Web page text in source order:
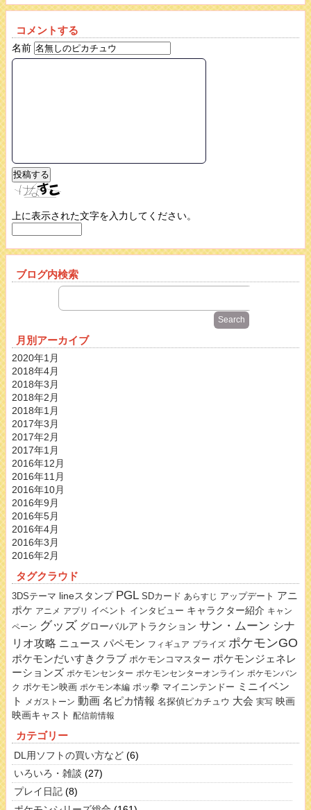
コメントする
名前
上に表示された文字を入力してください。
ブログ内検索
月別アーカイブ
2020年1月
2018年4月
2018年3月
2018年2月
2018年1月
2017年3月
2017年2月
2017年1月
2016年12月
2016年11月
2016年10月
2016年9月
2016年5月
2016年4月
2016年3月
2016年2月
タグクラウド
3DSテーマ lineスタンプ PGL SDカード あらすじ アップデート アニ
ポケ アニメ アプリ イベント インタビュー キャラクター紹介 キャン
ペーン グッズ グローバルアトラクション サン・ムーン シナ
リオ攻略 ニュース パペモン フィギュア プライズ ポケモンGO
ポケモンだいすきクラブ ポケモンコマスター ポケモンジェネレ
ーションズ ポケモンセンター ポケモンセンターオンライン ポケモンバン
ク ポケモン映画 ポケモン本編 ポッ拳 マイニンテンドー ミニイベン
ト
メガストーン 動画 名ピカ情報 名探偵ピカチュウ 大会 実写 映画
映画キャスト 配信前情報
カテゴリー
DL用ソフトの買い方など (6)
いろいろ・雑談 (27)
プレイ日記 (8)